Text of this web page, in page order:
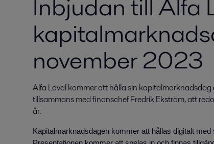
Inbjudan till Alfa
november 2023
Alfa Laval kommer att hålla sin
tillsammans med finanschef Fredrik Ekström, att
år.
Kapitalmarknadsdagen kommer att hållas digitalt